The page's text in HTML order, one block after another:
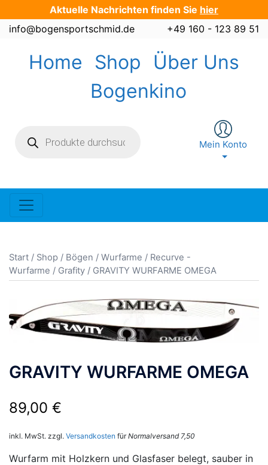
Inhalt
springen
Aktuelle Nachrichten finden Sie hier
info@bogensportschmid.de
+49 160 - 123 89 51
Home Shop
Über Uns
Bogenkino
search
Mein Konto
Start / Shop / Bögen / Wurfarme / Recurve -
Wurfarme / Grafity / GRAVITY WURFARME OMEGA
GRAVITY WURFARME OMEGA
89,00 €
inkl. MwSt. zzgl. Versandkosten fürNormalversand 7,50
Wurfarm mit Holzkern und Glasfaser belegt, sauber in